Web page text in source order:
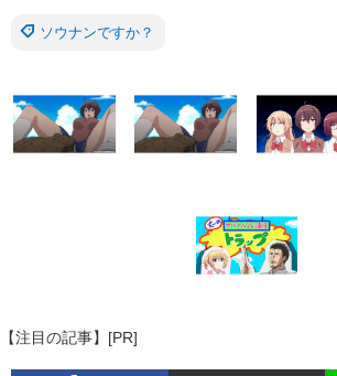
ソウナンですか？
【注目の記事】[PR]